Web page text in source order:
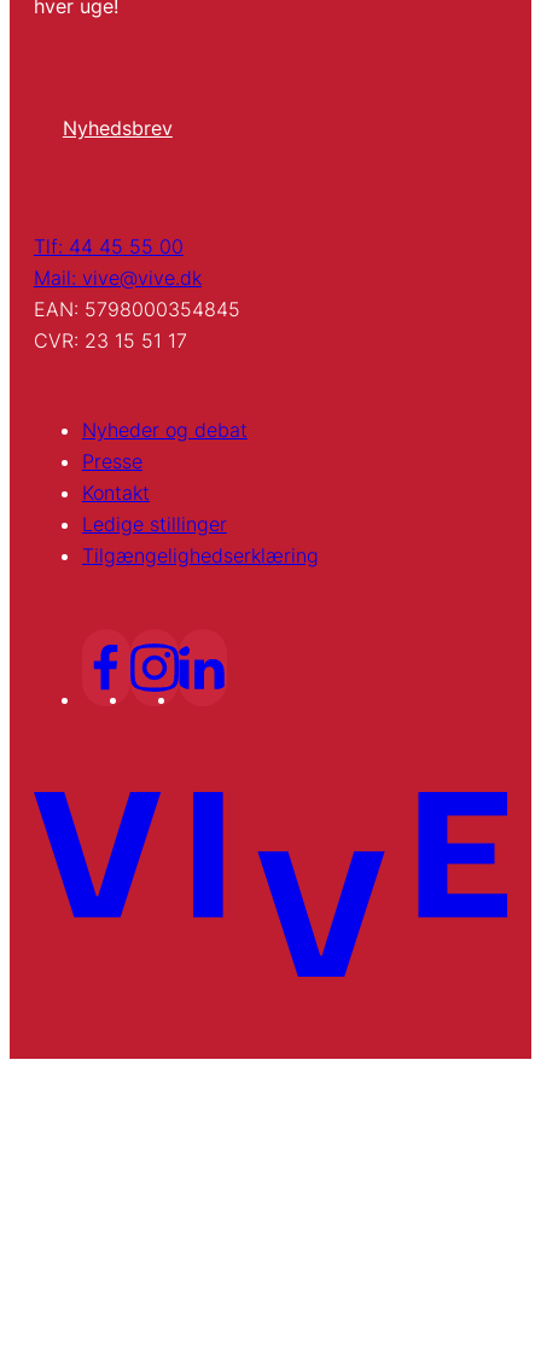
hver uge!
Nyhedsbrev
Tlf: 44 45 55 00
Mail: vive@vive.dk
EAN: 5798000354845
CVR: 23 15 51 17
Nyheder og debat
Presse
Kontakt
Ledige stillinger
Tilgængelighedserklæring